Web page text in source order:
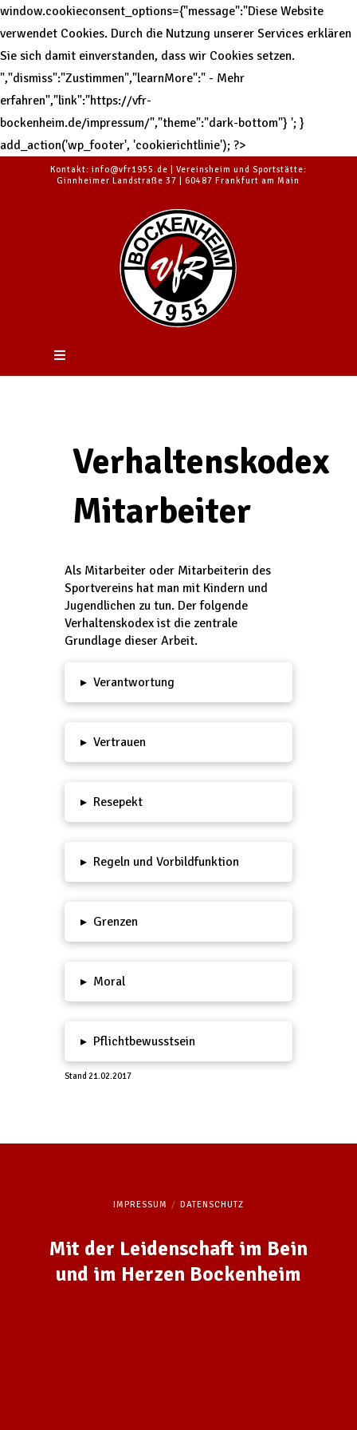
window.cookieconsent_options={"message":"Diese Website
verwendet Cookies. Durch die Nutzung unserer Services erklären
Sie sich damit einverstanden, dass wir Cookies setzen.
","dismiss":"Zustimmen","learnMore":" - Mehr
erfahren","link":"https://vfr-
bockenheim.de/impressum/","theme":"dark-bottom"} '; }
add_action('wp_footer', 'cookierichtlinie'); ?>
Kontakt: info@vfr1955.de | Vereinsheim und Sportstätte:
Ginnheimer Landstraße 37 | 60487 Frankfurt am Main
Verhaltenskodex
Mitarbeiter
Als Mitarbeiter oder Mitarbeiterin des
Sportvereins hat man mit Kindern und
Jugendlichen zu tun. Der folgende
Verhaltenskodex ist die zentrale
Grundlage dieser Arbeit.
▸ Verantwortung
▸ Vertrauen
▸ Resepekt
▸ Regeln und Vorbildfunktion
▸ Grenzen
▸ Moral
▸ Pflichtbewusstsein
Stand 21.02.2017
IMPRESSUM DATENSCHUTZ
Mit der Leidenschaft im Bein
und im Herzen Bockenheim